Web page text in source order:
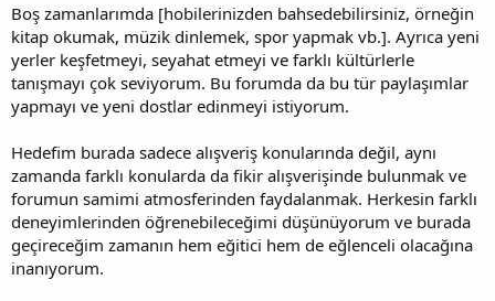
Boş zamanlarımda [hobilerinizden bahsedebilirsiniz, örneğin
kitap okumak, müzik dinlemek, spor yapmak vb.]. Ayrıca yeni
yerler keşfetmeyi, seyahat etmeyi ve farklı kültürlerle
tanışmayı çok seviyorum. Bu forumda da bu tür paylaşımlar
yapmayı ve yeni dostlar edinmeyi istiyorum.
Hedefim burada sadece alışveriş konularında değil, aynı
zamanda farklı konularda da fikir alışverişinde bulunmak ve
forumun samimi atmosferinden faydalanmak. Herkesin farklı
deneyimlerinden öğrenebileceğimi düşünüyorum ve burada
geçireceğim zamanın hem eğitici hem de eğlenceli olacağına
inanıyorum.